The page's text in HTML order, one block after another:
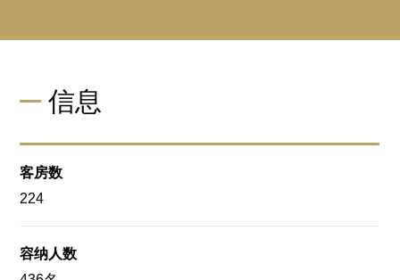
信息
客房数
224
容纳人数